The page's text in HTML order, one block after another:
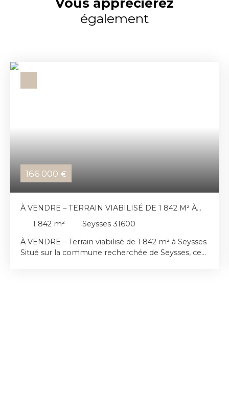
également
166 000 €
À VENDRE – TERRAIN VIABILISÉ DE 1 842 M² À
1 842 m²
Seysses 31600
À VENDRE – Terrain viabilisé de 1 842 m² à Seysses
Situé sur la commune recherchée de Seysses, ce